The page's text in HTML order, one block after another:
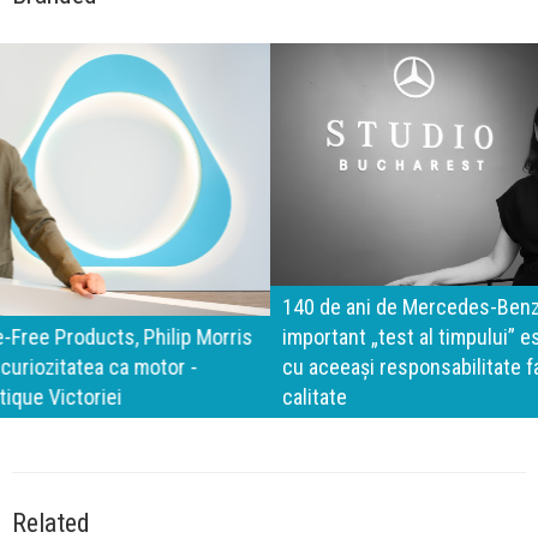
140 de ani de Mercedes-Benz. Ramona Pîrlog: Cel mai
important „test al timpului” este să inovăm constant, dar
cu aceeași responsabilitate față de oameni, siguranță și
calitate
Related